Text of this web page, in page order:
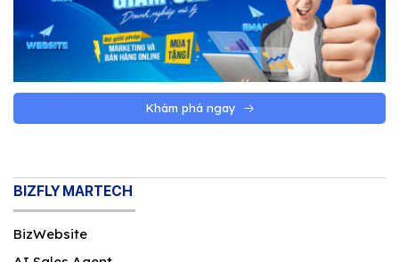
Khám phá ngay
BIZFLY MARTECH
BizWebsite